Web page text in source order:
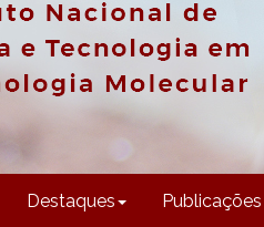
Destaques Publicações